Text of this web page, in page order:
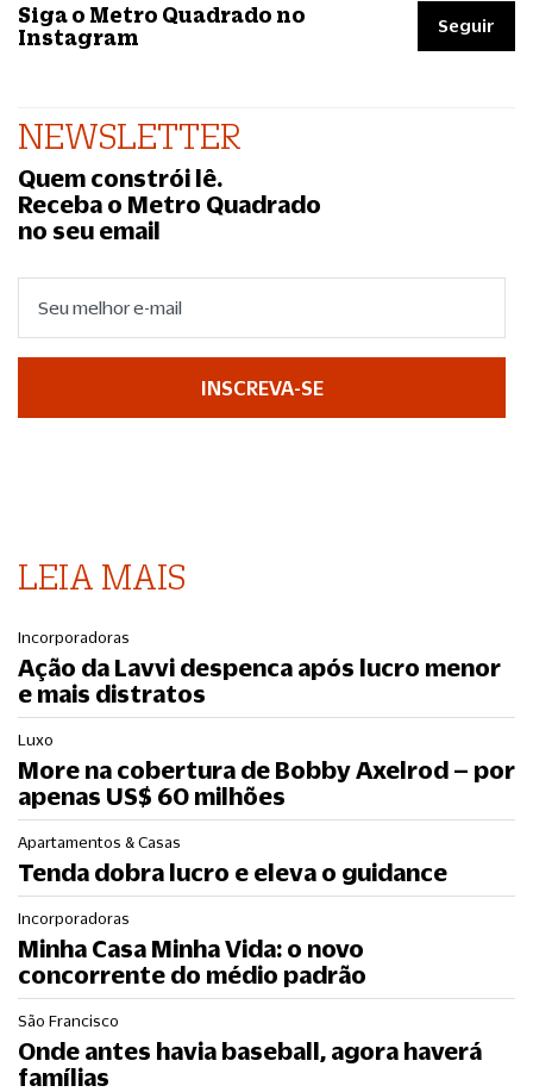
Siga o Metro Quadrado no
Instagram
Seguir
NEWSLETTER
Quem constrói lê.
Receba o Metro Quadrado
no seu email
INSCREVA-SE
LEIA MAIS
Incorporadoras
Ação da Lavvi despenca após lucro menor
e mais distratos
Luxo
More na cobertura de Bobby Axelrod – por
apenas US$ 60 milhões
Apartamentos & Casas
Tenda dobra lucro e eleva o guidance
Incorporadoras
Minha Casa Minha Vida: o novo
concorrente do médio padrão
São Francisco
Onde antes havia baseball, agora haverá
famílias